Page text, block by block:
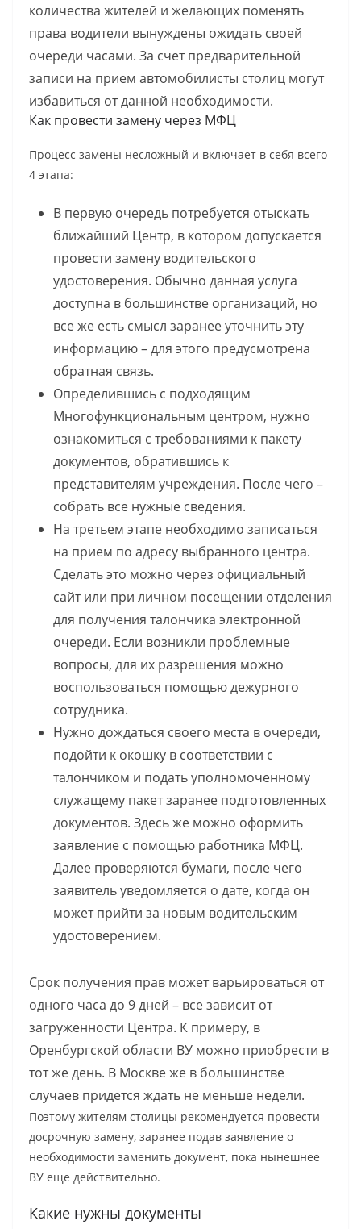
количества жителей и желающих поменять
права водители вынуждены ожидать своей
очереди часами. За счет предварительной
записи на прием автомобилисты столиц могут
избавиться от данной необходимости.
Как провести замену через МФЦ
Процесс замены несложный и включает в себя всего
4 этапа:
В первую очередь потребуется отыскать
ближайший Центр, в котором допускается
провести замену водительского
удостоверения. Обычно данная услуга
доступна в большинстве организаций, но
все же есть смысл заранее уточнить эту
информацию – для этого предусмотрена
обратная связь.
Определившись с подходящим
Многофункциональным центром, нужно
ознакомиться с требованиями к пакету
документов, обратившись к
представителям учреждения. После чего –
собрать все нужные сведения.
На третьем этапе необходимо записаться
на прием по адресу выбранного центра.
Сделать это можно через официальный
сайт или при личном посещении отделения
для получения талончика электронной
очереди. Если возникли проблемные
вопросы, для их разрешения можно
воспользоваться помощью дежурного
сотрудника.
Нужно дождаться своего места в очереди,
подойти к окошку в соответствии с
талончиком и подать уполномоченному
служащему пакет заранее подготовленных
документов. Здесь же можно оформить
заявление с помощью работника МФЦ.
Далее проверяются бумаги, после чего
заявитель уведомляется о дате, когда он
может прийти за новым водительским
удостоверением.
Срок получения прав может варьироваться от
одного часа до 9 дней – все зависит от
загруженности Центра. К примеру, в
Оренбургской области ВУ можно приобрести в
тот же день. В Москве же в большинстве
случаев придется ждать не меньше недели.
Поэтому жителям столицы рекомендуется провести
досрочную замену, заранее подав заявление о
необходимости заменить документ, пока нынешнее
ВУ еще действительно.
Какие нужны документы